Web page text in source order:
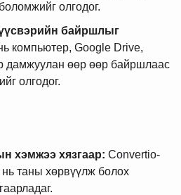
олгодог.
байршлыг
компьютер, Google Drive,
дамжуулан өөр өөр байршлаас
олгодог.
хэмжээ хязгаар: Convertio-
нь таны хөрвүүлж болох